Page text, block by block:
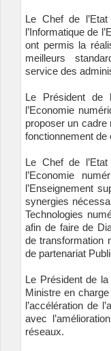
Le Chef de
l’Informatique de
ont permis la
meilleurs
service des
Le Président de
l’Economie
proposer un cadre
fonctionnement de
Le Chef de
l’Economie
l’Enseignement
synergies
Technologies
afin de faire de
de transformation
de partenariat
Le Président de
Ministre en
l’accélération de
avec
réseaux.